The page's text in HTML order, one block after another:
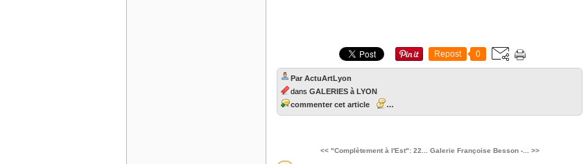
Repost 0
Par ActuArtLyon
dans GALERIES à LYON
commenter cet article
…
<< "Complètement à l'Est": 22... Galerie Françoise Besson -... >>